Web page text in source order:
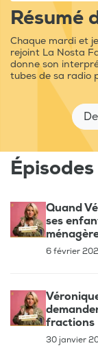
Résumé
Chaque mardi et
rejoint La Nosta
donne son
tubes de sa radio
Quand
ses
6 février
fractions
30 janvier